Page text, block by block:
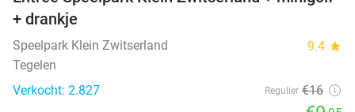
+ drankje
Speelpark Klein Zwitserland 9.4 star
Tegelen
Verkocht: 2.827
Regulier €16